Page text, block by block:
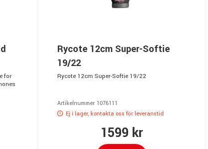
for
Rycote 12cm Super-Softie
19/22
Rycote 12cm Super-Softie 19/22
Artikelnummer 1076111
Ej i lager, kontakta oss för leveranstid
1599 kr